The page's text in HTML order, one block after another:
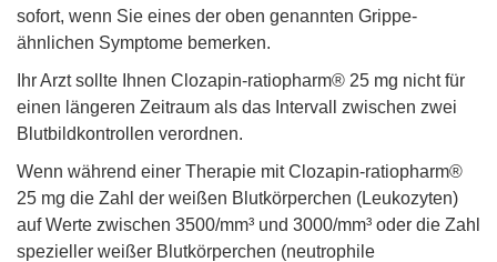
sofort, wenn Sie eines der oben genannten Grippe-
ähnlichen Symptome bemerken.
Ihr Arzt sollte Ihnen Clozapin-ratiopharm® 25 mg nicht für
einen längeren Zeitraum als das Intervall zwischen zwei
Blutbildkontrollen verordnen.
Wenn während einer Therapie mit Clozapin-ratiopharm®
25 mg die Zahl der weißen Blutkörperchen (Leukozyten)
auf Werte zwischen 3500/mm³ und 3000/mm³ oder die Zahl
spezieller weißer Blutkörperchen (neutrophile